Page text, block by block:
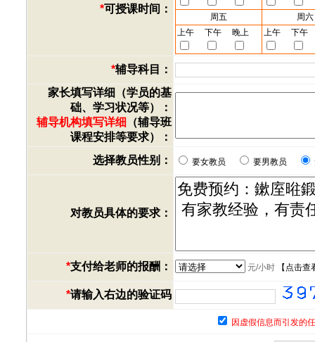
*可授课时间：
周五
周六
上午
下午 晚上 上午 下午
*辅导科目：
家长填写详细（学员的基
础、学习状况等）：
辅导机构填写详细 （辅导班
课程安排等要求）：
选择教员性别：
要女教员 要男教员
对教员具体的要求：
*支付给老师的报酬： 元/小时【 点击查
*请输入右边的验证码
因虚假信息而引发的